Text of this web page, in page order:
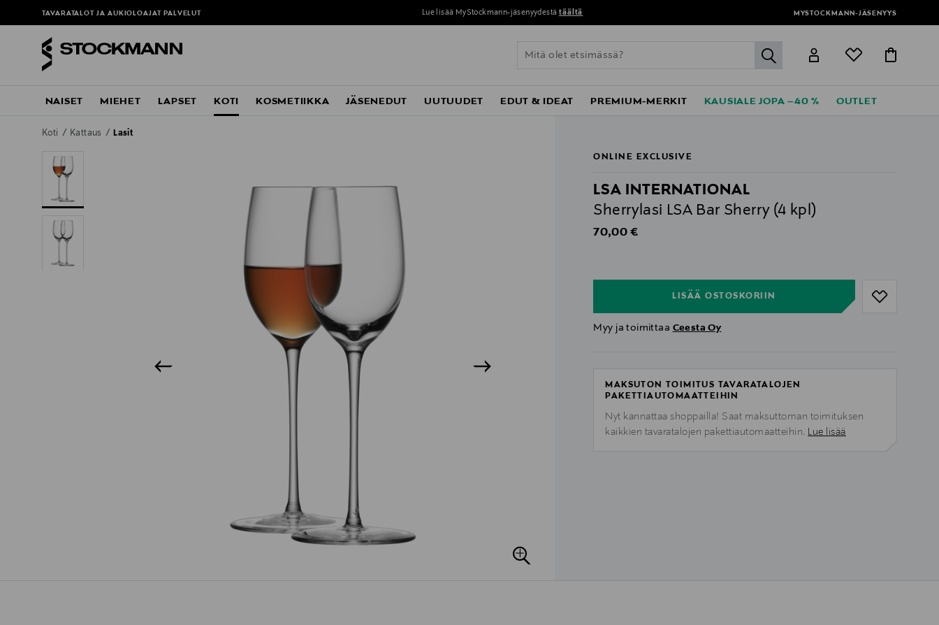
TAVARATALOT JA AUKIOLOAJAT PALVELUT Lue lisää MyStockmann-jäsenyydestä täältä MYSTOCKMANN-JÄSENYYS
label.header.go
NAISET MIEHET LAPSET KOTI KOSMETIIKKA JÄSENEDUT UUTUUDET EDUT & IDEAT PREMIUM-MERKIT KAUSIALE JOPA –40 % OUTLET
Koti Kattaus Lasit
ONLINE EXCLUSIVE
LSA INTERNATIONAL
Sherrylasi LSA Bar Sherry (4 kpl)
Original Price
70,00 €
LISÄÄ OSTOSKORIIN
Myy ja toimittaa Ceesta Oy
MAKSUTON TOIMITUS TAVARATALOJEN
PAKETTIAUTOMAATTEIHIN
Nyt kannattaa shoppailla! Saat maksuttoman toimituksen
kaikkien tavaratalojen pakettiautomaatteihin. Lue lisää